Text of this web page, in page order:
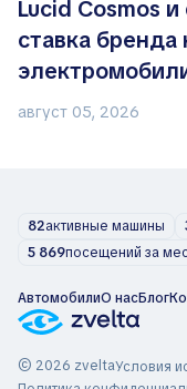
Lucid Cosmos
ставка
август 05, 2026
82активные машины
5 869посещений за
АвтомобилиО насБлог
© 2026 zveltaУсловия